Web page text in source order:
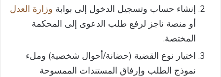
إنشاء حساب وتسجيل الدخول إلى بوابة وزارة العدل
أو منصة ناجز لرفع طلب الدعوى إلى المحكمة
المختصة.
اختيار نوع القضية (حضانة/أحوال شخصية) وملء
نموذج الطلب وإرفاق المستندات الممسوحة